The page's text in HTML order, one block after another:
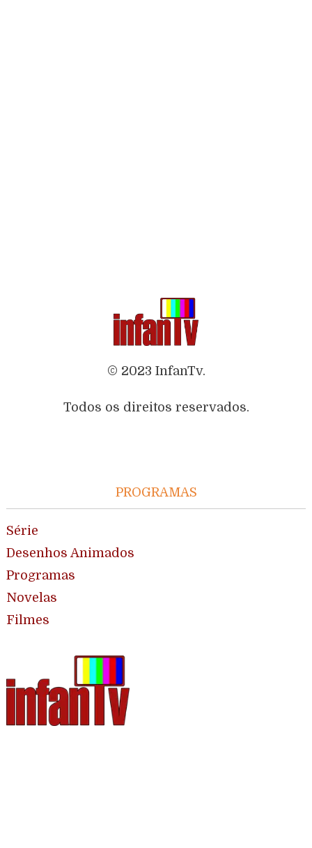
© 2023 InfanTv.
Todos os direitos reservados.
PROGRAMAS
Série
Desenhos Animados
Programas
Novelas
Filmes